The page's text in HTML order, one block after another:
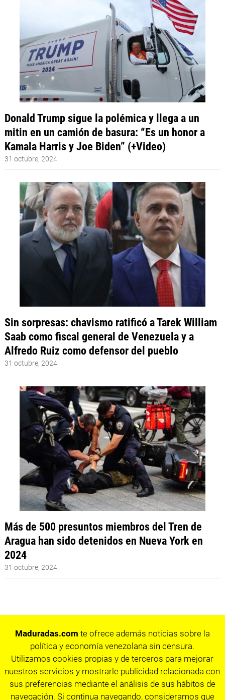
Donald Trump sigue la polémica y llega a un
mitin en un camión de basura: “Es un honor a
Kamala Harris y Joe Biden” (+Video)
31 octubre, 2024
Sin sorpresas: chavismo ratificó a Tarek William
Saab como fiscal general de Venezuela y a
Alfredo Ruiz como defensor del pueblo
31 octubre, 2024
Más de 500 presuntos miembros del Tren de
Aragua han sido detenidos en Nueva York en
2024
31 octubre, 2024
Maduradas.com te ofrece además noticias sobre la
política y economía venezolana sin censura.
Utilizamos cookies propias y de terceros para mejorar
nuestros servicios y mostrarle publicidad relacionada con
sus preferencias mediante el análisis de sus hábitos de
navegación. Si continua navegando, consideramos que